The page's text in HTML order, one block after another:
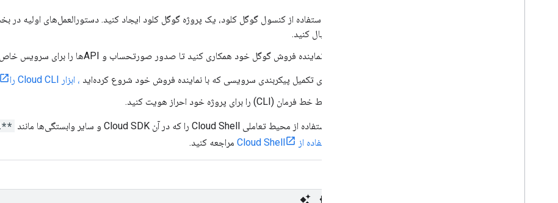
با استفاده از کنسول گوگل کلود، یک پروژه گوگل کلود ایجاد کنید. دستورالعمل‌های اولیه در
دنبال کنید.
با نماینده فروش گوگل خود همکاری کنید تا صدور صورتحساب و APIها را برای سرویس خاص خود فعال کنید.
برای تکمیل پیکربندی سرویسی که با نماینده فروش خود شروع کرده‌اید ، ابزار Cloud CLI را
رابط خط فرمان (CLI) را برای پروژه خود احراز هویت کنید.
: استفاده از محیط تعاملی Cloud Shell را که در آن Cloud SDK و سایر وابستگی‌ها مانند **curl**
بخش استفاده از Cloud Shell
مراجعه کنید.